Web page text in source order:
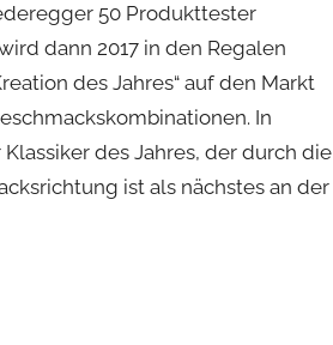
50 Produkttester
dann 2017 in den Regalen
des Jahres“ auf den Markt
In
des Jahres, der durch die
ist als nächstes an der